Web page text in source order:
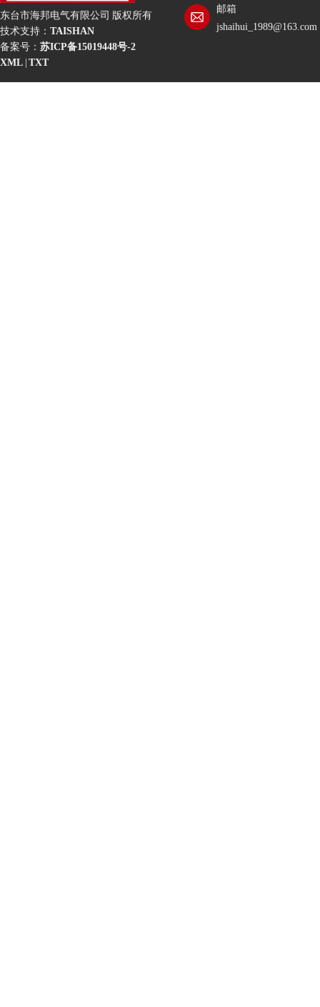
东台市海邦电气有限公司 版权所有
技术支持： TAISHAN
备案号： 苏ICP备15019448号-2
XML TXT
邮箱
jshaihui_1989@163.com